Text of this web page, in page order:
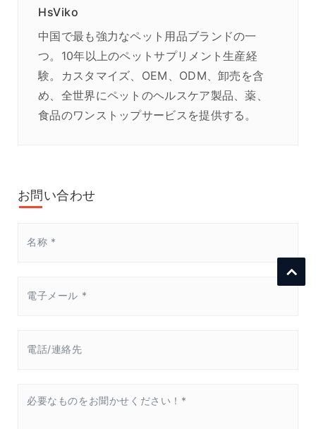
HsViko
中国で最も強力なペット用品ブランドの一
つ。10年以上のペットサプリメント生産経
験。カスタマイズ、OEM、ODM、卸売を含
め、全世界にペットのヘルスケア製品、薬、
食品のワンストップサービスを提供する。
お問い合わせ